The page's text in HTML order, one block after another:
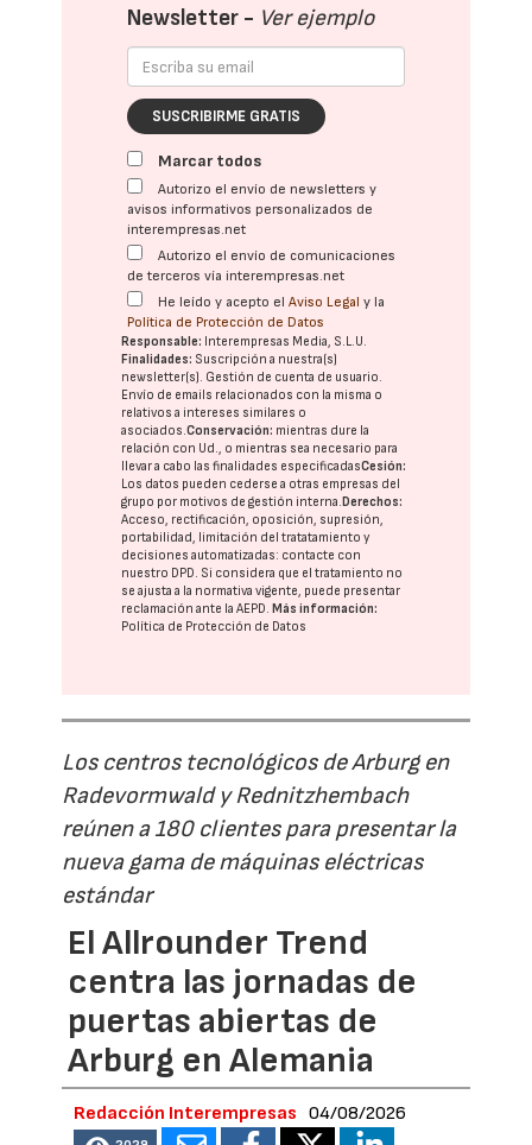
Newsletter - Ver ejemplo
SUSCRIBIRME GRATIS
Marcar todos
Autorizo el envío de newsletters y
avisos informativos personalizados de
interempresas.net
Autorizo el envío de comunicaciones
de terceros vía interempresas.net
He leído y acepto elAviso Legal y la
Política de Protección de Datos
Responsable: Interempresas Media, S.L.U.
Finalidades: Suscripción a nuestra(s)
newsletter(s). Gestión de cuenta de usuario.
Envío de emails relacionados con la misma o
relativos a intereses similares o
asociados.Conservación: mientras dure la
relación con Ud., o mientras sea necesario para
llevar a cabo las finalidades especificadasCesión:
Los datos pueden cederse a otras empresas del
grupo por motivos de gestión interna. Derechos:
Acceso, rectificación, oposición, supresión,
portabilidad, limitación del tratatamiento y
decisiones automatizadas: contacte con
nuestro DPD. Si considera que el tratamiento no
se ajusta a la normativa vigente, puede presentar
reclamación ante laAEPD. Más información:
Política de Protección de Datos
Los centros tecnológicos de Arburg en
Radevormwald y Rednitzhembach
reúnen a 180 clientes para presentar la
nueva gama de máquinas eléctricas
estándar
El Allrounder Trend
centra las jornadas de
puertas abiertas de
Arburg en Alemania
Redacción Interempresas 04/08/2026